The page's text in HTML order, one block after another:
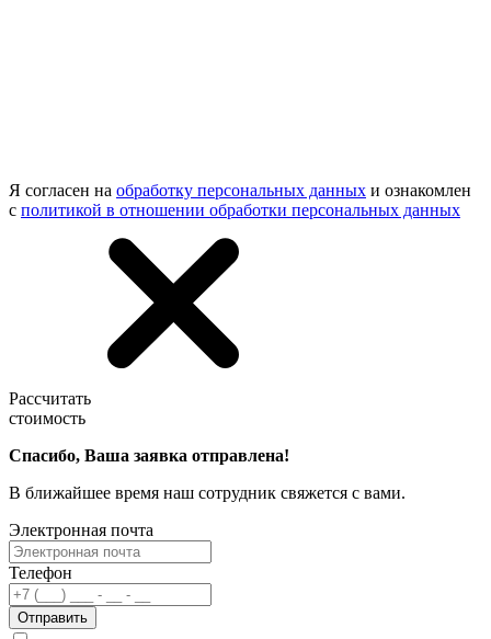
Я согласен на обработку персональных данных и ознакомлен
с политикой в отношении обработки персональных данных
Рассчитать
стоимость
Спасибо, Ваша заявка отправлена!
В ближайшее время наш сотрудник свяжется с вами.
Электронная почта
Телефон
Отправить